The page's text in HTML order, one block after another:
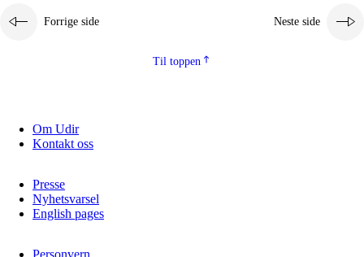
Forrige side Neste side
Til toppen
Om Udir
Kontakt oss
Presse
Nyhetsvarsel
English pages